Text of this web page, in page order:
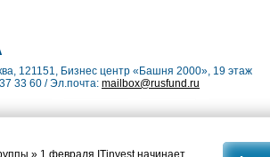
121151, Бизнес центр «Башня 2000», 19 этаж
33 60 / Эл.почта: mailbox@rusfund.ru
» 1 февраля ITinvest начинает